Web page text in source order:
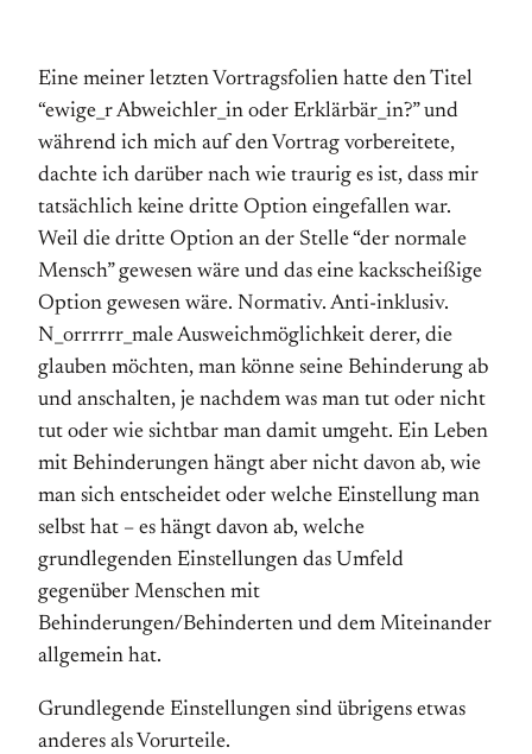
Eine meiner letzten Vortragsfolien hatte den Titel
“ewige_r Abweichler_in oder Erklärbär_in?” und
während ich mich auf den Vortrag vorbereitete,
dachte ich darüber nach wie traurig es ist, dass mir
tatsächlich keine dritte Option eingefallen war.
Weil die dritte Option an der Stelle “der normale
Mensch” gewesen wäre und das eine kackscheißige
Option gewesen wäre. Normativ. Anti-inklusiv.
N_orrrrrr_male Ausweichmöglichkeit derer, die
glauben möchten, man könne seine Behinderung ab
und anschalten, je nachdem was man tut oder nicht
tut oder wie sichtbar man damit umgeht. Ein Leben
mit Behinderungen hängt aber nicht davon ab, wie
man sich entscheidet oder welche Einstellung man
selbst hat – es hängt davon ab, welche
grundlegenden Einstellungen das Umfeld
gegenüber Menschen mit
Behinderungen/Behinderten und dem Miteinander
allgemein hat.
Grundlegende Einstellungen sind übrigens etwas
anderes als Vorurteile.